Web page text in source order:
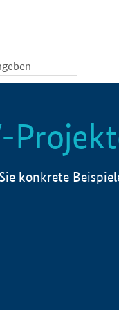
konkrete